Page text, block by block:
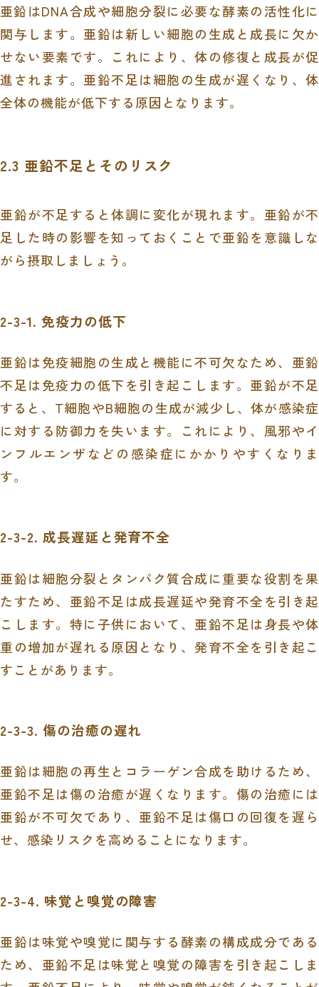
亜鉛はDNA合成や細胞分裂に必要な酵素の活性化に
関与します。亜鉛は新しい細胞の生成と成長に欠か
せない要素です。これにより、体の修復と成長が促
進されます。亜鉛不足は細胞の生成が遅くなり、体
全体の機能が低下する原因となります。
2.3 亜鉛不足とそのリスク
亜鉛が不足すると体調に変化が現れます。亜鉛が不
足した時の影響を知っておくことで亜鉛を意識しな
がら摂取しましょう。
2-3-1. 免疫力の低下
亜鉛は免疫細胞の生成と機能に不可欠なため、亜鉛
不足は免疫力の低下を引き起こします。亜鉛が不足
すると、T細胞やB細胞の生成が減少し、体が感染症
に対する防御力を失います。これにより、風邪やイ
ンフルエンザなどの感染症にかかりやすくなりま
す。
2-3-2. 成長遅延と発育不全
亜鉛は細胞分裂とタンパク質合成に重要な役割を果
たすため、亜鉛不足は成長遅延や発育不全を引き起
こします。特に子供において、亜鉛不足は身長や体
重の増加が遅れる原因となり、発育不全を引き起こ
すことがあります。
2-3-3. 傷の治癒の遅れ
亜鉛は細胞の再生とコラーゲン合成を助けるため、
亜鉛不足は傷の治癒が遅くなります。傷の治癒には
亜鉛が不可欠であり、亜鉛不足は傷口の回復を遅ら
せ、感染リスクを高めることになります。
2-3-4. 味覚と嗅覚の障害
亜鉛は味覚や嗅覚に関与する酵素の構成成分である
ため、亜鉛不足は味覚と嗅覚の障害を引き起こしま